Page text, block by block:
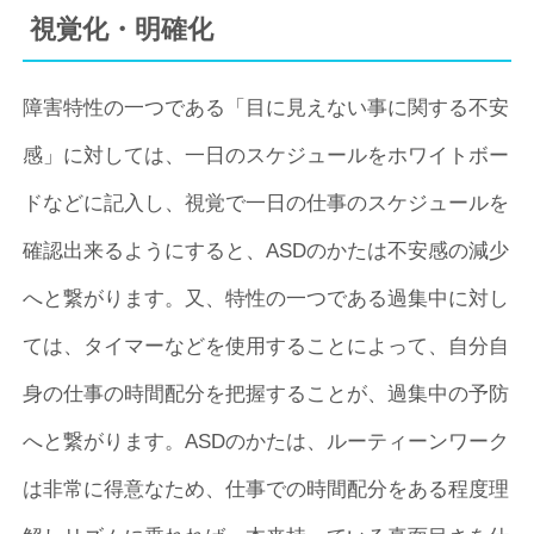
視覚化・明確化
障害特性の一つである「目に見えない事に関する不安
感」に対しては、一日のスケジュールをホワイトボー
ドなどに記入し、視覚で一日の仕事のスケジュールを
確認出来るようにすると、ASDのかたは不安感の減少
へと繋がります。又、特性の一つである過集中に対し
ては、タイマーなどを使用することによって、自分自
身の仕事の時間配分を把握することが、過集中の予防
へと繋がります。ASDのかたは、ルーティーンワーク
は非常に得意なため、仕事での時間配分をある程度理